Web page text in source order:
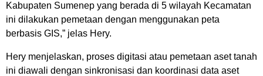
Kabupaten Sumenep yang berada di 5 wilayah Kecamatan
ini dilakukan pemetaan dengan menggunakan peta
berbasis GIS,” jelas Hery.
Hery menjelaskan, proses digitasi atau pemetaan aset tanah
ini diawali dengan sinkronisasi dan koordinasi data aset